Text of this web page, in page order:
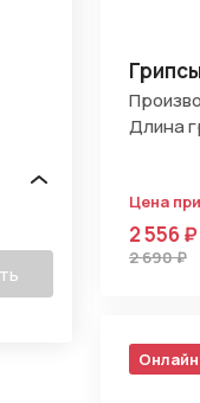
Длина
Цена
2 556 ₽
2 690 ₽